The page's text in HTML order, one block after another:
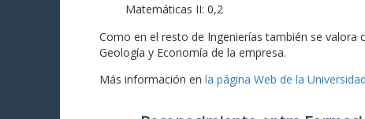
Matemáticas II: 0,2
Como en el resto de Ingenierías también se
Geología y Economía de la empresa.
Más información en la página Web de la